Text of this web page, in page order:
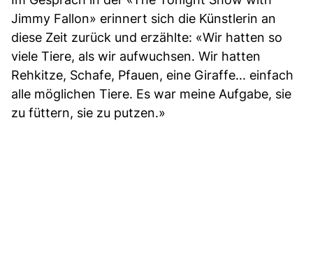
Jimmy Fallon» erinnert sich die Künstlerin an
diese Zeit zurück und erzählte: «Wir hatten so
viele Tiere, als wir aufwuchsen. Wir hatten
Rehkitze, Schafe, Pfauen, eine Giraffe... einfach
alle möglichen Tiere. Es war meine Aufgabe, sie
zu füttern, sie zu putzen.»